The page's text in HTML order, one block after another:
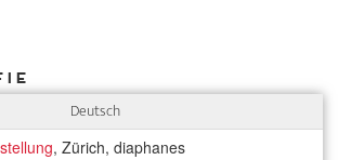
Deutsch
, Zürich, diaphanes